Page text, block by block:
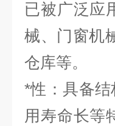
已被广泛应
械、门窗机
仓库等。
*性：具备
用寿命长等